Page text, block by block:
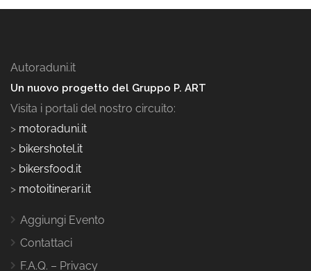
Autoraduni.it
Un nuovo progetto del Gruppo P. ART
Visita i portali del nostro circuito:
> motoraduni.it
> bikershotel.it
> bikersfood.it
> motoitinerari.it
Aggiungi Evento
Contattaci
F.A.Q. – Privacy